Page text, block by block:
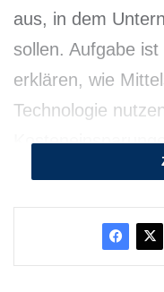
aus, in dem
sollen. Aufgabe
erklären, wie
Technologie
IT auf ein neues
besten eingesetzt
vereinfachen